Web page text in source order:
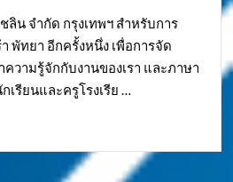
น จำกัด กรุงเทพฯ สำหรับการ
พัทยา อีกครั้งหนึ่ง เพื่อการจัด
ความรู้จักกับงานของเรา และภาษา
รียนและครูโรงเรีย …